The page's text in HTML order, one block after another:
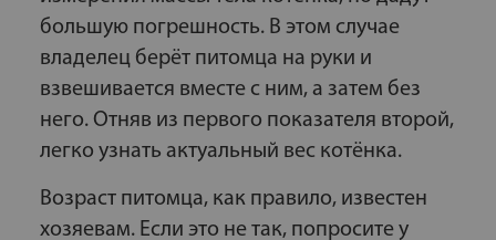
большую погрешность. В этом случае
владелец берёт питомца на руки и
взвешивается вместе с ним, а затем без
него. Отняв из первого показателя второй,
легко узнать актуальный вес котёнка.
Возраст питомца, как правило, известен
хозяевам. Если это не так, попросите у